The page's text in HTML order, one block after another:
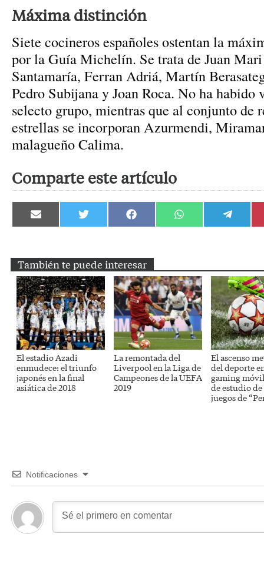
Máxima distinción
Siete cocineros españoles ostentan la
por la Guía Michelín. Se trata de Juan
Santamaría, Ferran Adriá, Martín
Pedro Subijana y Joan Roca. No ha habido
selecto grupo, mientras que al conjunto de
estrellas se incorporan Azurmendi,
malagueño Calima.
Comparte este artículo
Compartir
en
Compartir
en
Compartir
en
Compartir
en
Compartir
en
También te puede interesar
El estadio Azadi
enmudece: el triunfo
japonés en la final
asiática de 2018
La remontada del
Liverpool en la Liga de
Campeones de la UEFA
2019
El ascenso
del deporte
gaming móvil
de estudio de
juegos de
Notificaciones